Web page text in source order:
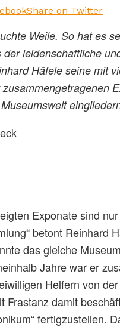
Share on Twitter
Weile. So hat es
der leidenschaftliche
Häfele seine mit
Exponate sind
betont Reinhard
das gleiche
Jahre war er
Helfern von
Frastanz damit
fertigzustellen.